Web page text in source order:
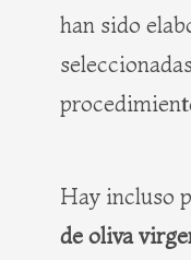
han sido
Hay incluso
de oliva